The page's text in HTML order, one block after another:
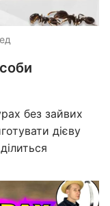
без зайвих
дієву